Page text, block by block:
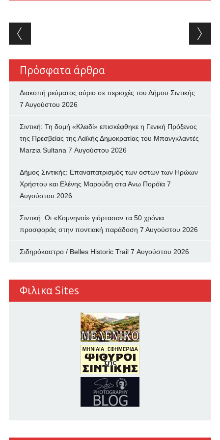
Post navigation
Πρόσφατα άρθρα
Διακοπή ρεύματος αύριο σε περιοχές του Δήμου Σιντικής
7 Αυγούστου 2026
Σιντική: Τη δομή «Κλειδί» επισκέφθηκε η Γενική Πρόξενος
της Πρεσβείας της Λαϊκής Δημοκρατίας του Μπανγκλαντές
Marzia Sultana 7 Αυγούστου 2026
Δήμος Σιντικής: Επαναπατρισμός των oστών των Ηρώων
Χρήστου και Ελένης Μαρούδη στα Ανω Πορόϊα 7
Αυγούστου 2026
Σιντική: Οι «Κομνηνοί» γιόρτασαν τα 50 χρόνια
προσφοράς στην ποντιακή παράδοση 7 Αυγούστου 2026
Σιδηρόκαστρο / Belles Historic Trail 7 Αυγούστου 2026
Φιλικα Sites